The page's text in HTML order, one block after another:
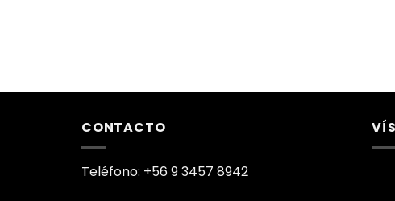
CONTACTO
Teléfono: +56 9 3457 8942